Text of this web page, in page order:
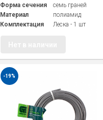
Форма сечения
семь граней
Материал
полиамид
Комплектация
Леска - 1 шт
-19%